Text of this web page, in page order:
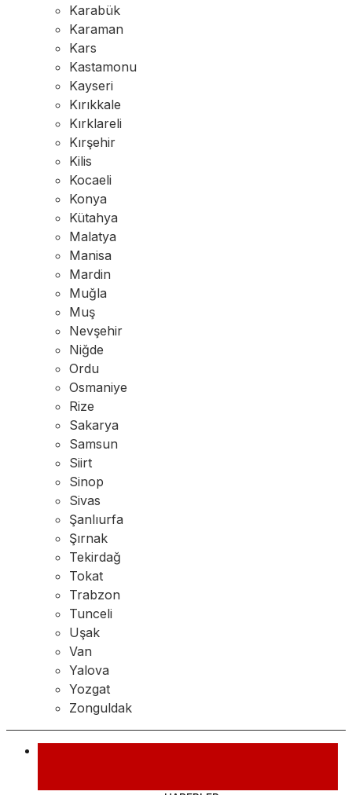
Karabük
Karaman
Kars
Kastamonu
Kayseri
Kırıkkale
Kırklareli
Kırşehir
Kilis
Kocaeli
Konya
Kütahya
Malatya
Manisa
Mardin
Muğla
Muş
Nevşehir
Niğde
Ordu
Osmaniye
Rize
Sakarya
Samsun
Siirt
Sinop
Sivas
Şanlıurfa
Şırnak
Tekirdağ
Tokat
Trabzon
Tunceli
Uşak
Van
Yalova
Yozgat
Zonguldak